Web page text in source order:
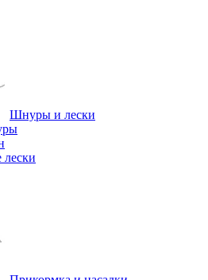
Шнуры и лески